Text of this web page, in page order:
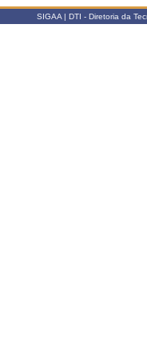
SIGAA | DTI - Diretoria da